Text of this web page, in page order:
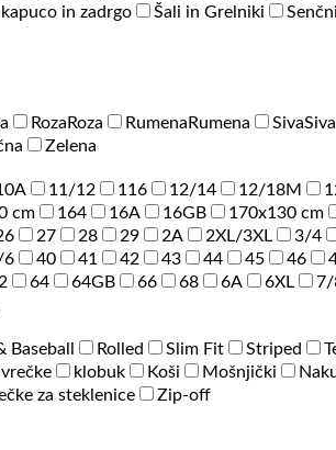
kapuco in zadrgo Šali in Grelniki
Roza Roza Rumena Rumena SivaSiva
Zelena
11/12 116 12/14 12/18M
cm 164 16A 16GB 170x130 cm
27 28 29 2A 2XL/3XL 3/4
6 40 41 42 43 44 45 46
64 64GB 66 68 6A 6XL 7/
Baseball Rolled Slim Fit Striped
klobuk Koši Mošnjički
za steklenice
Zip-off